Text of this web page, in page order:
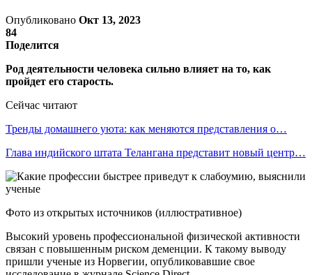
Опубликовано Окт 13, 2023
84
Поделится
Род деятельности человека сильно влияет на то, как
пройдет его старость.
Сейчас читают
Тренды домашнего уюта: как меняются представления о…
Глава индийского штата Телангана представит новый центр…
Фото из открытых источников (иллюстративное)
Высокий уровень профессиональной физической активности
связан с повышенным риском деменции. К такому выводу
пришли ученые из Норвегии, опубликовавшие свое